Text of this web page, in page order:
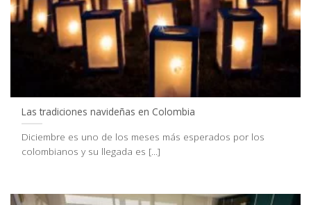
Las tradiciones navideñas en Colombia
Diciembre es uno de los meses más esperados por los
colombianos y su llegada es [...]